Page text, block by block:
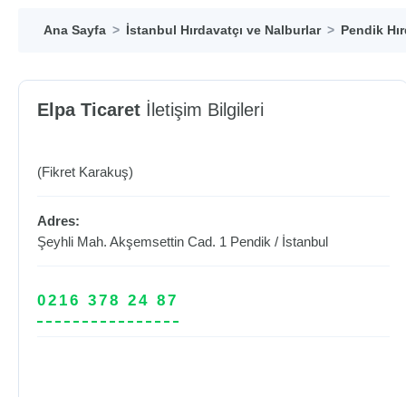
Ana Sayfa İstanbul Hırdavatçı ve Nalburlar Pendik
Elpa Ticaret İletişim Bilgileri
(Fikret Karakuş)
Adres:
Şeyhli Mah. Akşemsettin Cad. 1 Pendik / İstanbul
0216 378 24 87